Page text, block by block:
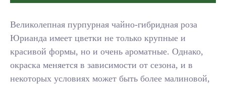
Великолепная пурпурная чайно-гибридная роза
Юрианда имеет цветки не только крупные и
красивой формы, но и очень ароматные. Однако,
окраска меняется в зависимости от сезона, и в
некоторых условиях может быть более малиновой,